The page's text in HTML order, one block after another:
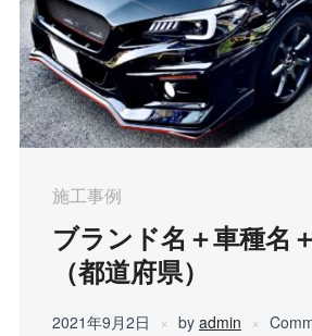
施工事例
ブランド名＋車種名
（都道府県）
2021年9月2日 by admin